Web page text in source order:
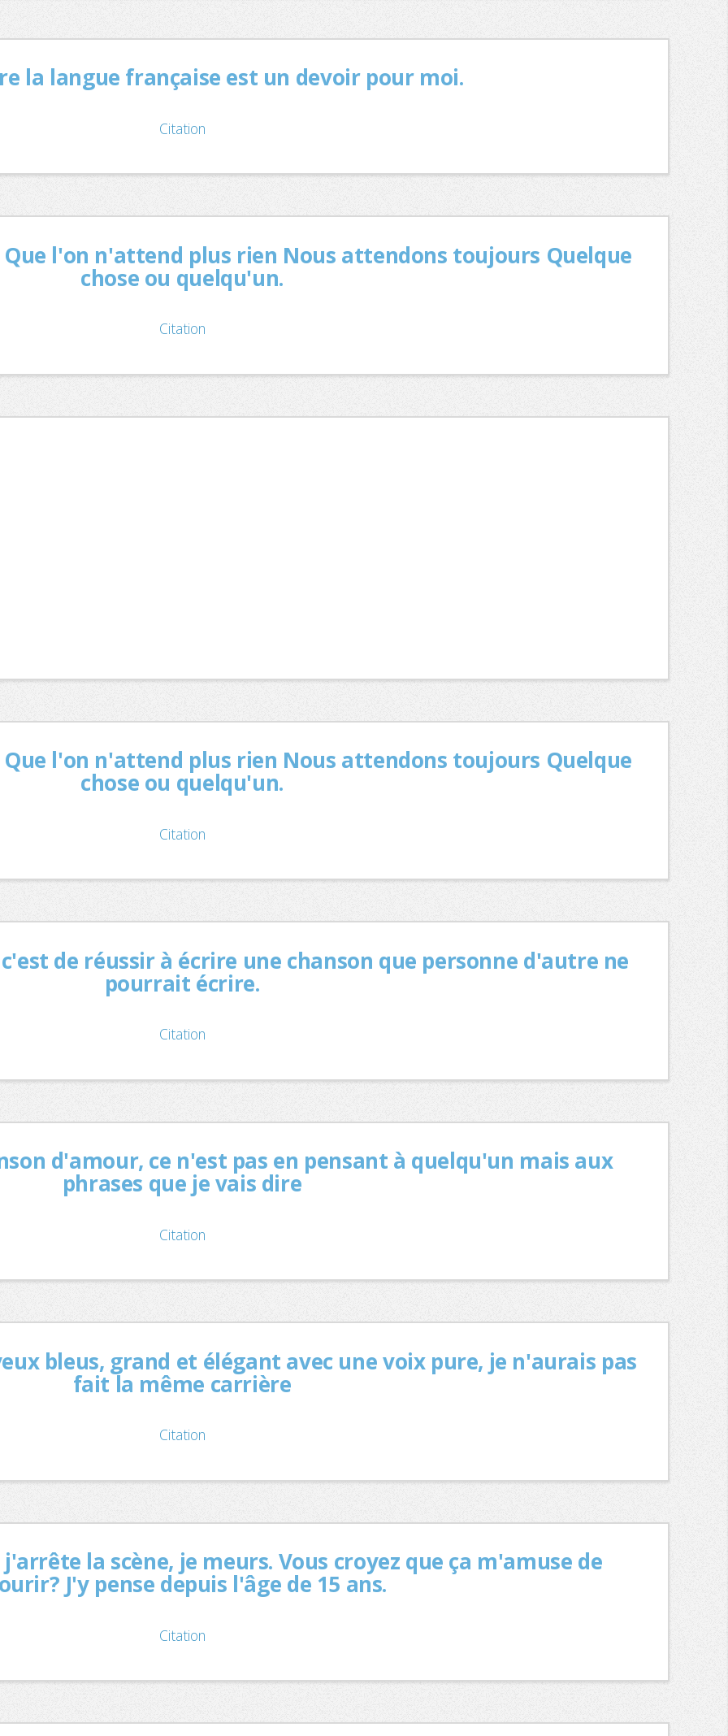
la langue française est un devoir pour moi.
Citation
l'on n'attend plus rien Nous attendons toujours Quelque
chose ou quelqu'un.
Citation
l'on n'attend plus rien Nous attendons toujours Quelque
chose ou quelqu'un.
Citation
de réussir à écrire une chanson que personne d'autre ne
pourrait écrire.
Citation
d'amour, ce n'est pas en pensant à quelqu'un mais aux
phrases que je vais dire
Citation
bleus, grand et élégant avec une voix pure, je n'aurais pas
fait la même carrière
Citation
la scène, je meurs. Vous croyez que ça m'amuse de
J'y pense depuis l'âge de 15 ans.
Citation